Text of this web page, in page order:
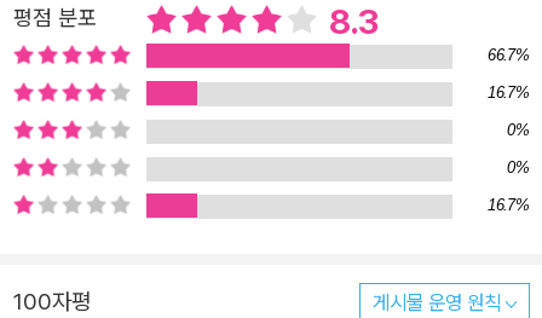
평점 분포 8.3
66.7%
16.7%
0%
0%
16.7%
100자평 게시물 운영 원칙